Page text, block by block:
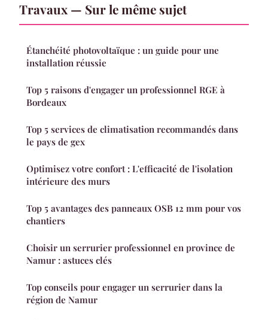
Travaux — Sur le même sujet
Étanchéité photovoltaïque : un guide pour une
installation réussie
Top 5 raisons d'engager un professionnel RGE à
Bordeaux
Top 5 services de climatisation recommandés dans
le pays de gex
Optimisez votre confort : L'efficacité de l'isolation
intérieure des murs
Top 5 avantages des panneaux OSB 12 mm pour vos
chantiers
Choisir un serrurier professionnel en province de
Namur : astuces clés
Top conseils pour engager un serrurier dans la
région de Namur